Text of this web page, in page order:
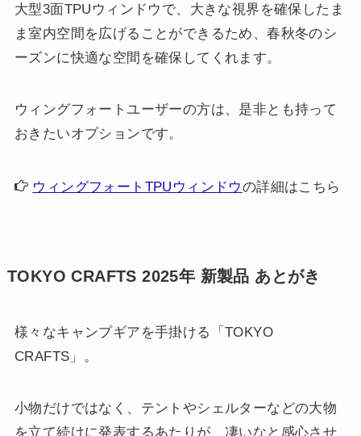
大型3面TPUウィンドウで、大きな視界を確保したま
ま室内空間を広げることができるため、春秋冬のシ
ーズンに快適な空間を確保してくれます。
ウィングフォートユーザーの方は、是非とも持って
おきたいオプションです。
ウィングフォートTPUウィンドウの詳細はこちら
TOKYO CRAFTS 2025年 新製品 あとがき
様々なキャンプギアを手掛ける「TOKYO
CRAFTS」。
小物だけではなく、テントやシェルターなどの大物
を立て続けに発表するあたりが、凄いなと感心させ